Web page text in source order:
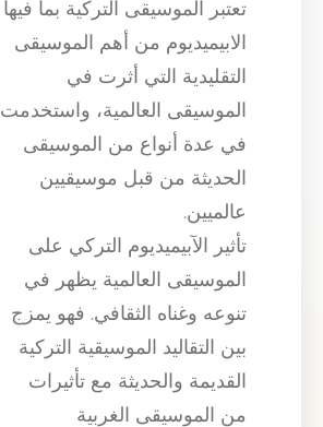
تعتبر الموسيقى التركية بما فيها
الابيميديوم من أهم الموسيقى
التقليدية التي أثرت في
الموسيقى العالمية، واستخدمت
في عدة أنواع من الموسيقى
الحديثة من قبل موسيقيين
عالميين.
تأثير الآبيميديوم التركي على
الموسيقى العالمية يظهر في
تنوعه وغناه الثقافي. فهو يمزج
بين التقاليد الموسيقية التركية
القديمة والحديثة مع تأثيرات
من الموسيقى الغربية